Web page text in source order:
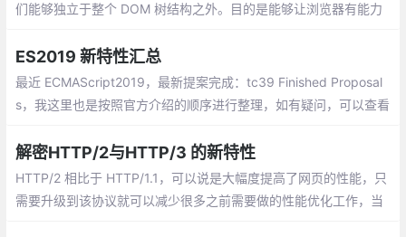
们能够独立于整个 DOM 树结构之外。目的是能够让浏览器有能力
ES2019 新特性汇总
最近 ECMAScript2019，最新提案完成：tc39 Finished Proposal
s，我这里也是按照官方介绍的顺序进行整理，如有疑问，可以查看
一起看哈。
解密HTTP/2与HTTP/3 的新特性
HTTP/2 相比于 HTTP/1.1，可以说是大幅度提高了网页的性能，只
需要升级到该协议就可以减少很多之前需要做的性能优化工作，当